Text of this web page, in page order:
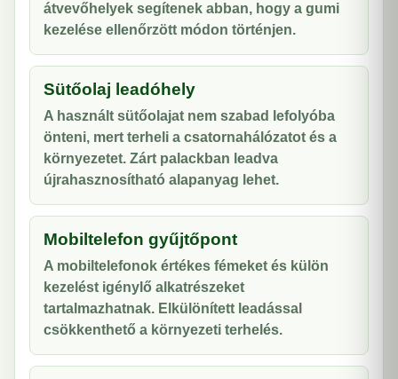
átvevőhelyek segítenek abban, hogy a gumi
kezelése ellenőrzött módon történjen.
Sütőolaj leadóhely
A használt sütőolajat nem szabad lefolyóba
önteni, mert terheli a csatornahálózatot és a
környezetet. Zárt palackban leadva
újrahasznosítható alapanyag lehet.
Mobiltelefon gyűjtőpont
A mobiltelefonok értékes fémeket és külön
kezelést igénylő alkatrészeket
tartalmazhatnak. Elkülönített leadással
csökkenthető a környezeti terhelés.